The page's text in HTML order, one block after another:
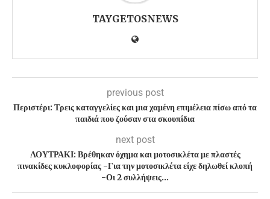
TAYGETOSNEWS
previous post
Περιστέρι: Τρεις καταγγελίες και μια χαμένη επιμέλεια πίσω από τα
παιδιά που ζούσαν στα σκουπίδια
next post
ΛΟΥΤΡΑΚΙ: Βρέθηκαν όχημα και μοτοσικλέτα με πλαστές
πινακίδες κυκλοφορίας -Για την μοτοσικλέτα είχε δηλωθεί κλοπή
-Οι 2 συλλήψεις…